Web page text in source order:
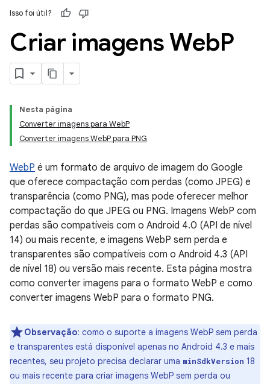
Isso foi útil?
Criar imagens WebP
Nesta página
Converter imagens para WebP
Converter imagens WebP para PNG
WebP é um formato de arquivo de imagem do Google
que oferece compactação com perdas (como JPEG) e
transparência (como PNG), mas pode oferecer melhor
compactação do que JPEG ou PNG. Imagens WebP com
perdas são compatíveis com o Android 4.0 (API de nível
14) ou mais recente, e imagens WebP sem perda e
transparentes são compatíveis com o Android 4.3 (API
de nível 18) ou versão mais recente. Esta página mostra
como converter imagens para o formato WebP e como
converter imagens WebP para o formato PNG.
Observação: como o suporte a imagens WebP sem perda
e transparentes está disponível apenas no Android 4.3 e mais
recentes, seu projeto precisa declarar uma minSdkVersion 18
ou mais recente para criar imagens WebP sem perda ou